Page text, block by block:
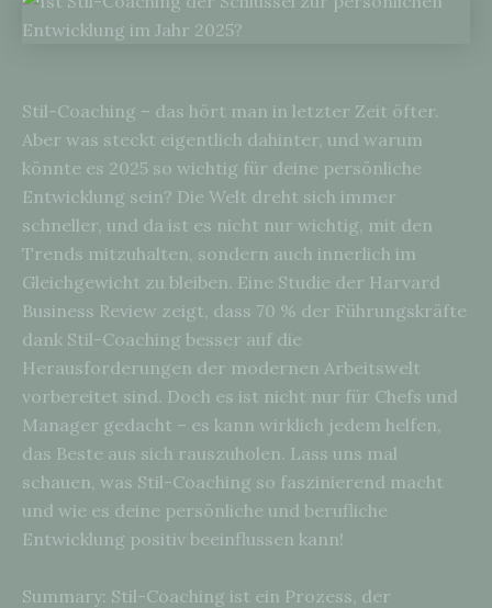
Stil-Coaching – das hört man in letzter Zeit öfter.
Aber was steckt eigentlich dahinter, und warum
könnte es 2025 so wichtig für deine persönliche
Entwicklung sein? Die Welt dreht sich immer
schneller, und da ist es nicht nur wichtig, mit den
Trends mitzuhalten, sondern auch innerlich im
Gleichgewicht zu bleiben. Eine Studie der Harvard
Business Review zeigt, dass 70 % der Führungskräfte
dank Stil-Coaching besser auf die
Herausforderungen der modernen Arbeitswelt
vorbereitet sind. Doch es ist nicht nur für Chefs und
Manager gedacht – es kann wirklich jedem helfen,
das Beste aus sich rauszuholen. Lass uns mal
schauen, was Stil-Coaching so faszinierend macht
und wie es deine persönliche und berufliche
Entwicklung positiv beeinflussen kann!
Summary: Stil-Coaching ist ein Prozess, der